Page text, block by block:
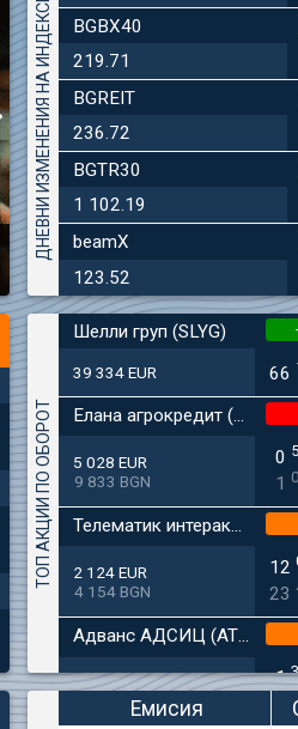
Актуално
Българска
ДНЕВНИ ИЗМЕНЕНИЯ НА ИНДЕКСИТЕ
BGBX40
219.71
BGREIT
236.72
BGTR30
1 102.19
beamX
123.52
ТОП АКЦИИ ПО ОБОРОТ
Шелли груп (SLYG)
39 334 EUR 66
Елана агрокредит (EAC)
5 028 EUR
9 833 BGN
0
1
Телематик интерактив БГ
2 124 EUR
4 154 BGN
12
23
Адванс АДСИЦ (ATER)
1 841 EUR
3 600 BGN
1
Емисия